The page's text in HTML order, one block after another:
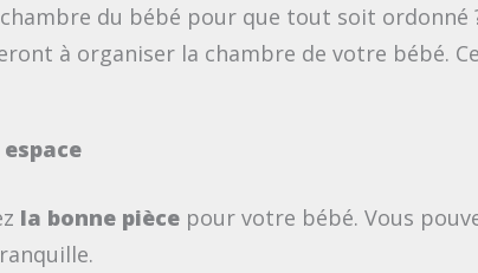
du bébé pour que tout soit ordonné
à organiser la chambre de votre bébé.
la bonne pièce pour votre bébé. Vous